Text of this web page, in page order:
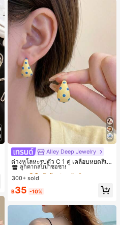
Alley Deep Jewelry
ต่างหูโลหะรูปตัว C 1 คู่ เคลือบหยดสีเห
ลือง ลายจุดสีน้ำเงิน สไตล์ยุโรปและอเม
ริกัน แฟชั่นส่วนตัว หวานและสง่างาม
ดินทาง งานแต่งงาน ปาร์ตี้ วันเกิด ของ
#1 ขายดี ใน โบโฮ ต่างหูผู้หญิง
ลูกค้ากลับมาซื้อซ้ำ!
เกือบหมดแล้ว!
#1 ขายดี ใน โบโฮ ต่างหูผู้หญิง
ลูกค้ากลับมาซื้อซ้ำ!
เกือบหมดแล้ว!
#1 ขายดี ใน โบโฮ ต่างหูผู้หญิง
ลูกค้ากลับมาซื้อซ้ำ!
เกือบหมดแล้ว!
#1 ขายดี
ใน โบโฮ ต่างหูผู้หญิง
เกือบหมดแล้ว!
300+ sold
฿35 -10%